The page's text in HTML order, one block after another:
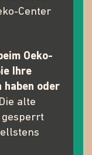
Center
Oeko-
Ihre
oder
Die alte
gesperrt